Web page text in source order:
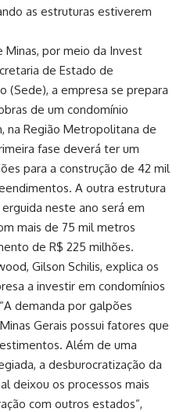
as estruturas estiverem
por meio da Invest
de Estado de
(Sede), a empresa se prepara
de um condomínio
na Região Metropolitana de
fase deverá ter um
para a construção de 42 mil
A outra estrutura
neste ano será em
mais de 75 mil metros
de R$ 225 milhões.
Gilson Schilis, explica os
a investir em condomínios
demanda por galpões
Gerais possui fatores que
Além de uma
a desburocratização da
deixou os processos mais
com outros estados”,